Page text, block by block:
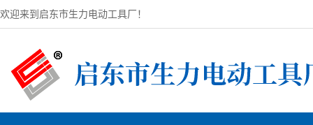
欢迎来到启东市生力电动工具厂！